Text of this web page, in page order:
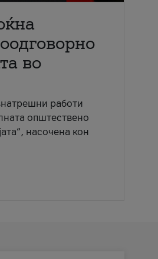
во
работи
општествено
насочена кон